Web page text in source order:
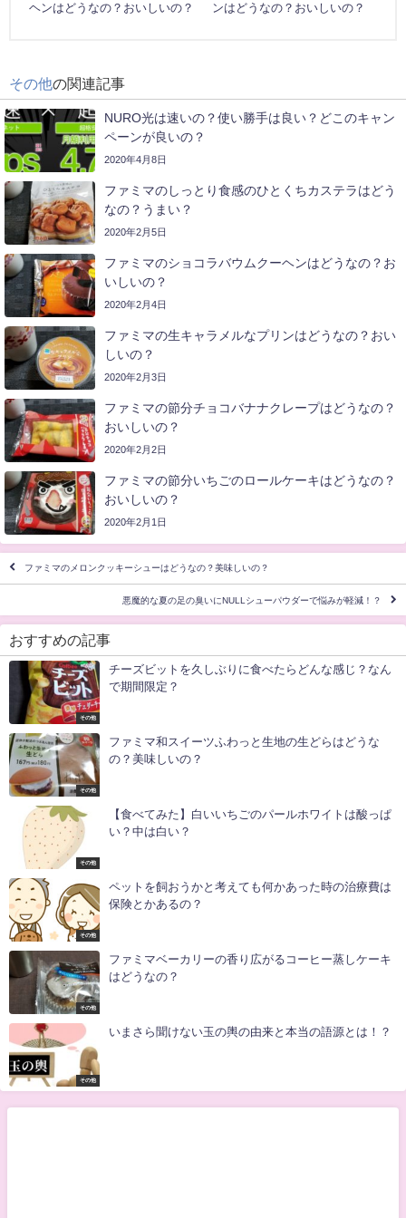
ヘンはどうなの？おいしいの？ ンはどうなの？おいしいの？
その他の関連記事
NURO光は速いの？使い勝手は良い？どこのキャン
ペーンが良いの？
2020年4月8日
ファミマのしっとり食感のひとくちカステラはどう
なの？うまい？
2020年2月5日
ファミマのショコラバウムクーヘンはどうなの？お
いしいの？
2020年2月4日
ファミマの生キャラメルなプリンはどうなの？おい
しいの？
2020年2月3日
ファミマの節分チョコバナナクレープはどうなの？
おいしいの？
2020年2月2日
ファミマの節分いちごのロールケーキはどうなの？
おいしいの？
2020年2月1日
ファミマのメロンクッキーシューはどうなの？美味しいの？
悪魔的な夏の足の臭いにNULLシューパウダーで悩みが軽減！？
おすすめの記事
その他
チーズビットを久しぶりに食べたらどんな感じ？なん
で期間限定？
その他
ファミマ和スイーツふわっと生地の生どらはどうな
の？美味しいの？
その他
【食べてみた】白いいちごのパールホワイトは酸っぱ
い？中は白い？
その他
ペットを飼おうかと考えても何かあった時の治療費は
保険とかあるの？
その他
ファミマベーカリーの香り広がるコーヒー蒸しケーキ
はどうなの？
その他
いまさら聞けない玉の輿の由来と本当の語源とは！？